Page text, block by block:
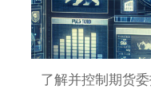
了解并控制期货